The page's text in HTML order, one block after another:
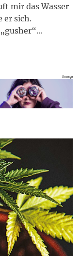
mir das Wasser
er sich.
...